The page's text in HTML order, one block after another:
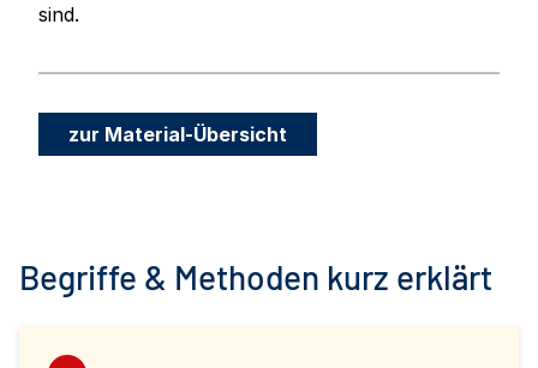
sind.
zur Material-Übersicht
Begriffe & Methoden kurz erklärt